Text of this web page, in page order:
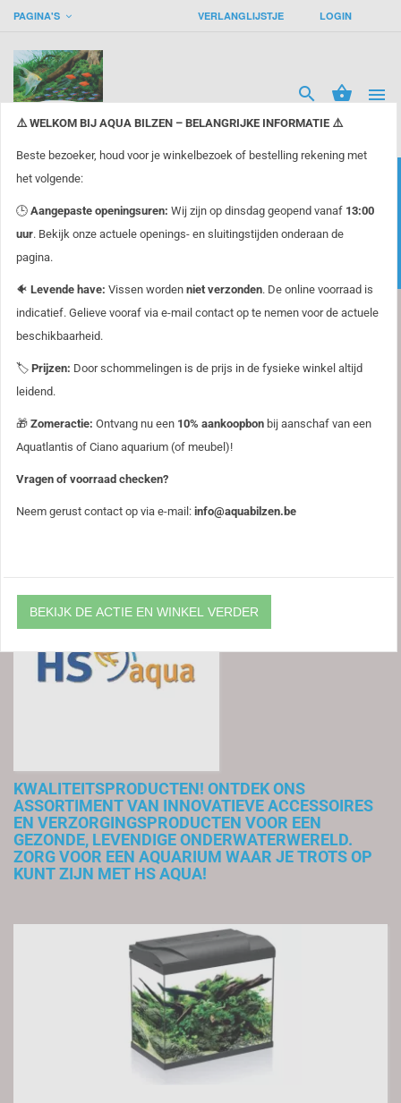
PAGINA'S LOGIN
VERLANGLIJSTJE



check
filter_listFilter
zoeken
Merken /
HS AQUA
TRANSFORMEER JE
AQUARIUM MET
ONZE
KWALITEITSPRODUCTEN! ONTDEK ONS
ASSORTIMENT VAN INNOVATIEVE ACCESSOIRES
EN VERZORGINGSPRODUCTEN VOOR EEN
GEZONDE, LEVENDIGE ONDERWATERWERELD.
ZORG VOOR EEN AQUARIUM WAAR JE TROTS OP
KUNT ZIJN MET HS AQUA!
⚠️ WELKOM BIJ AQUA BILZEN – BELANGRIJKE INFORMATIE ⚠️
Beste bezoeker, houd voor je winkelbezoek of bestelling rekening met
het volgende:
🕒 Aangepaste openingsuren: Wij zijn op dinsdag geopend vanaf 13:00
uur. Bekijk onze actuele openings- en sluitingstijden onderaan de
pagina.
🐠 Levende have: Vissen worden niet verzonden. De online voorraad is
indicatief. Gelieve vooraf via e-mail contact op te nemen voor de actuele
beschikbaarheid.
🏷️ Prijzen: Door schommelingen is de prijs in de fysieke winkel altijd
leidend.
🎁 Zomeractie: Ontvang nu een 10% aankoopbonbij aanschaf van een
Aquatlantis of Ciano aquarium (of meubel)!
Vragen of voorraad checken?
Neem gerust contact op via e-mail: info@aquabilzen.be
BEKIJK DE ACTIE EN WINKEL VERDER